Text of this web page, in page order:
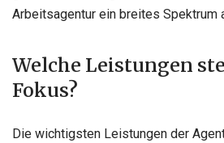
Arbeitsagentur ein breites Spektrum
Welche Leistungen
Fokus?
Die wichtigsten Leistungen der